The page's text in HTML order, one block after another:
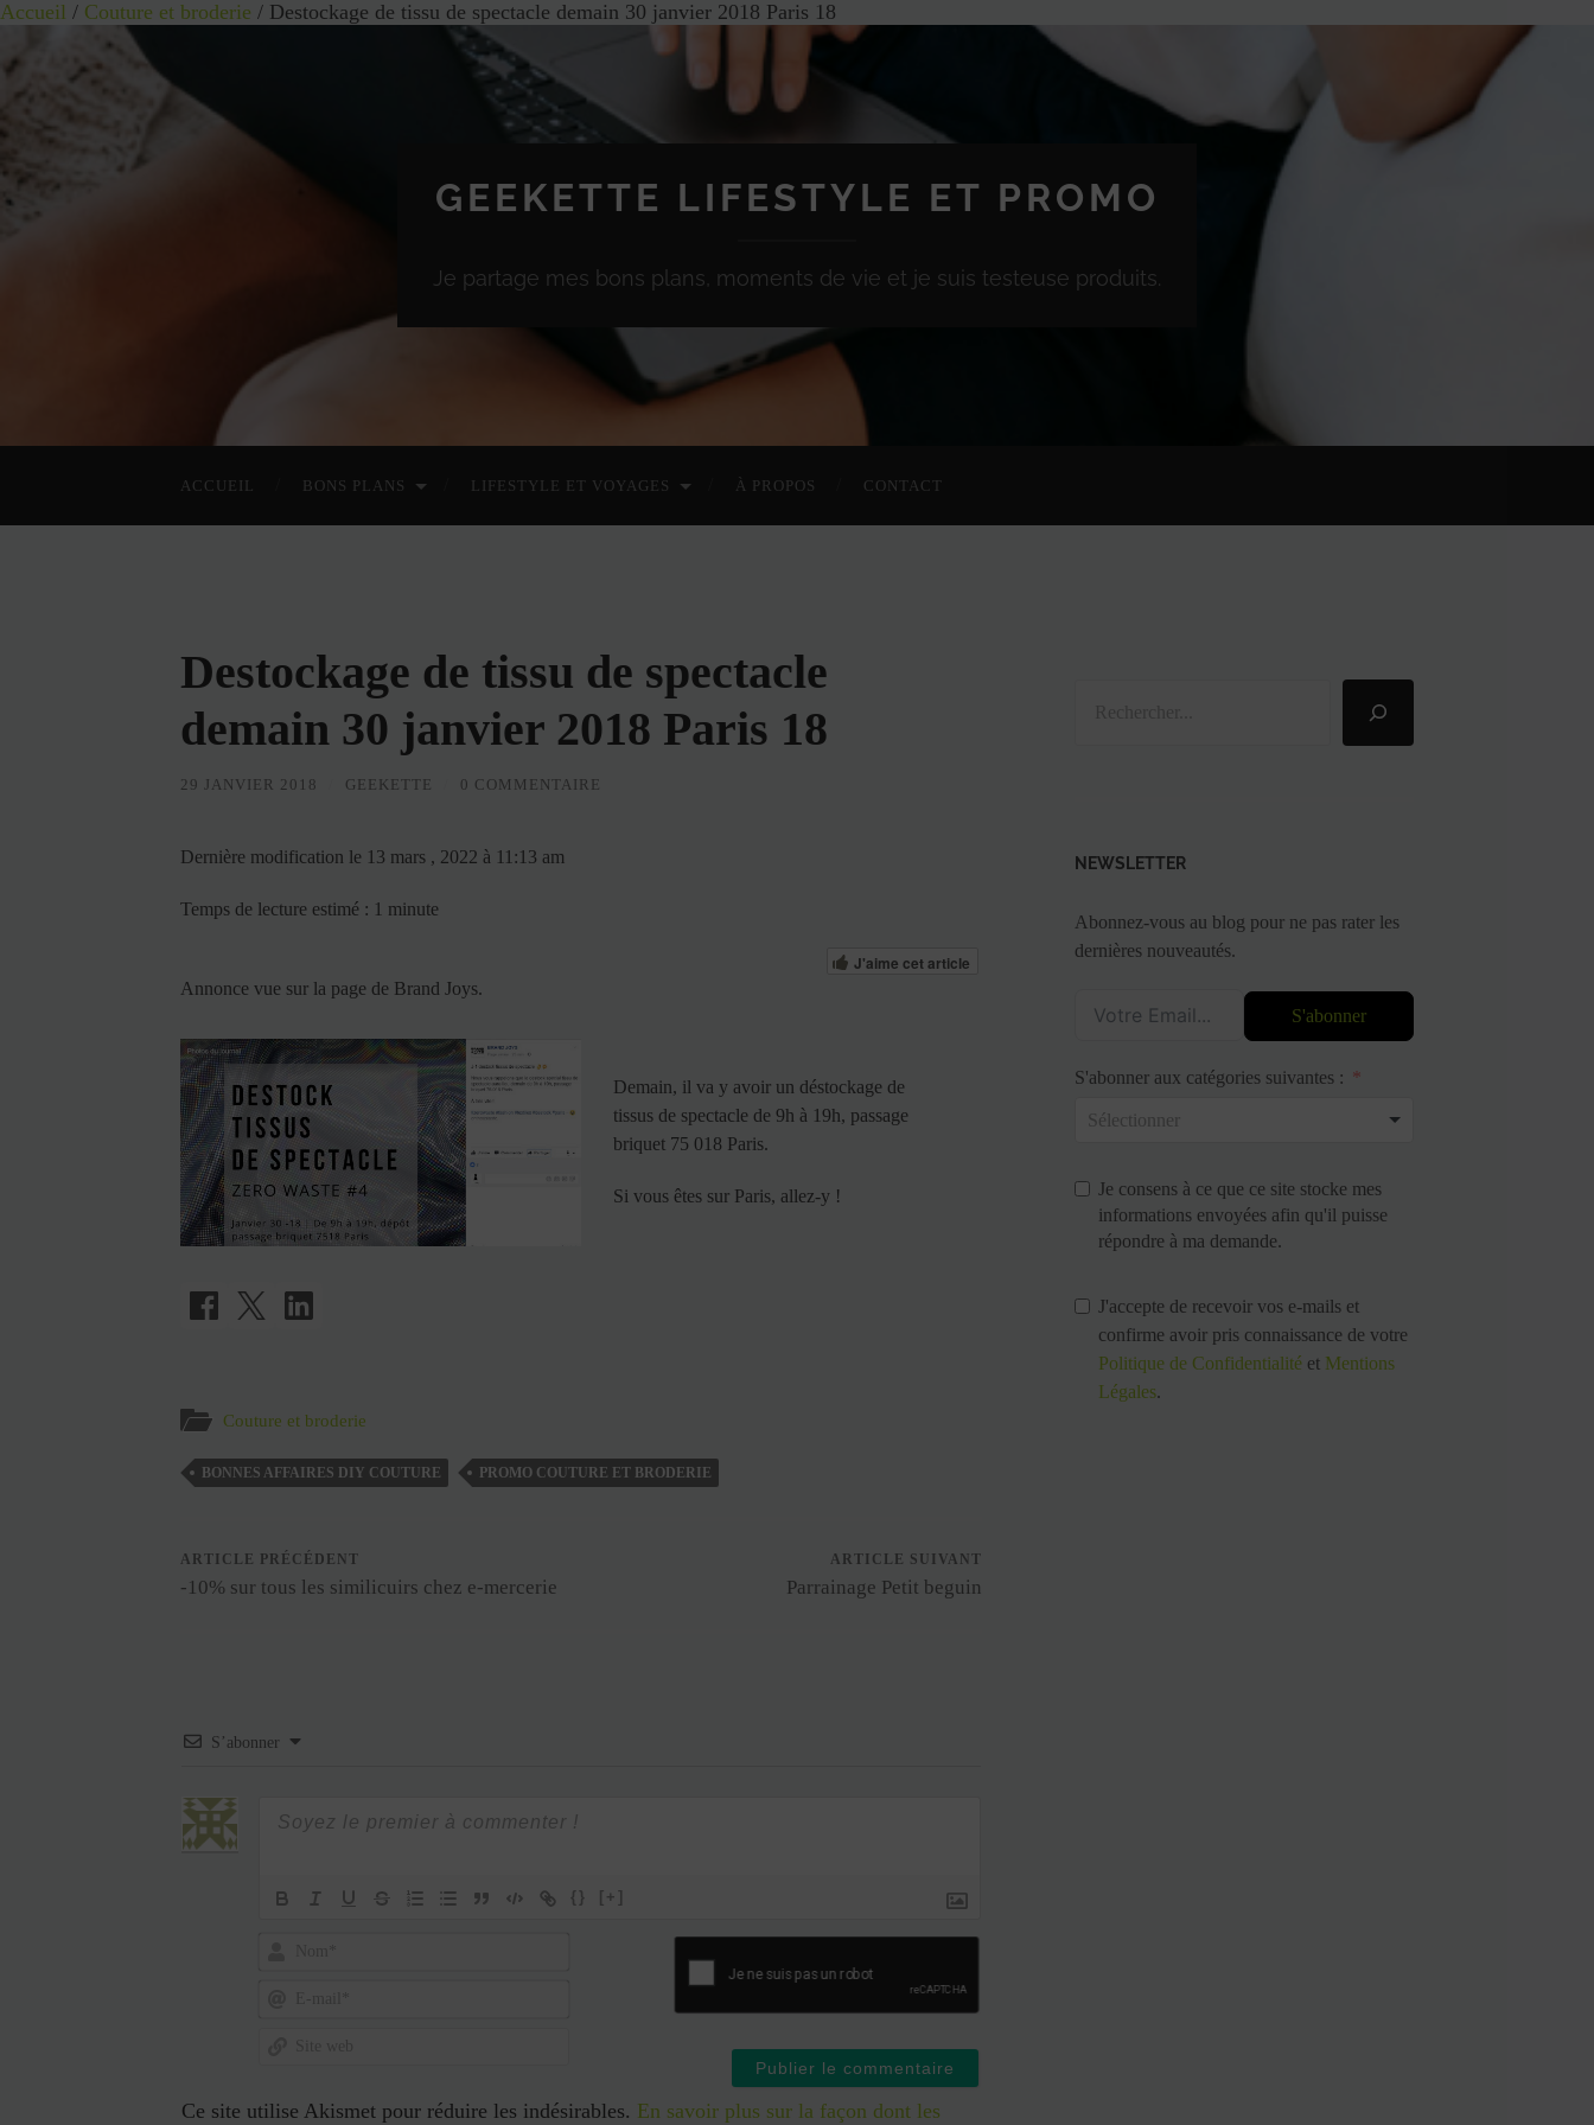
Accueil / Couture et broderie / Destockage de tissu de spectacle demain 30 janvier 2018 Paris 18
GEEKETTE LIFESTYLE ET PROMO
Je partage mes bons plans, moments de vie et je suis testeuse produits.
ACCUEIL BONS PLANS LIFESTYLE ET VOYAGES À PROPOS CONTACT
Destockage de tissu de spectacle
demain 30 janvier 2018 Paris 18
29 JANVIER 2018 GEEKETTE 0 COMMENTAIRE
Dernière modification le 13 mars , 2022 à 11:13 am
Temps de lecture estimé : 1 minute
J'aime cet article
Annonce vue sur la page de Brand Joys.
Demain, il va y avoir un déstockage de
tissus de spectacle de 9h à 19h, passage
briquet 75 018 Paris.
Si vous êtes sur Paris, allez-y !
Couture et broderie
BONNES AFFAIRES DIY COUTURE PROMO COUTURE ET BRODERIE
ARTICLE PRÉCÉDENT
-10% sur tous les similicuirs chez e-mercerie
ARTICLE SUIVANT
Parrainage Petit beguin
S’abonner
{} [+]
web
Ce site utilise Akismet pour réduire les indésirables. En savoir plus sur la façon dont les
NEWSLETTER
Abonnez-vous au blog pour ne pas rater les
dernières nouveautés.
S'abonner
S'abonner aux catégories suivantes :
Je consens à ce que ce site stocke mes
informations envoyées afin qu'il puisse
répondre à ma demande.
J'accepte de recevoir vos e-mails et
confirme avoir pris connaissance de votre
Politique de Confidentialité et Mentions
Légales.